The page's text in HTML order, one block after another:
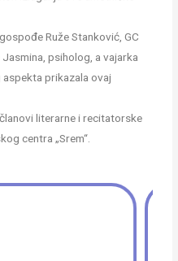
Ruže Stanković, GC
psiholog, a vajarka
prikazala ovaj
literarne i recitatorske
centra „Srem“.